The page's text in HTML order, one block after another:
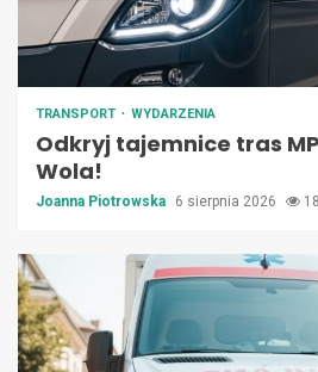
TRANSPORT WYDARZENIA
Odkryj tajemnice tras
Wola!
Joanna Piotrowska 6 sierpnia 2026 18